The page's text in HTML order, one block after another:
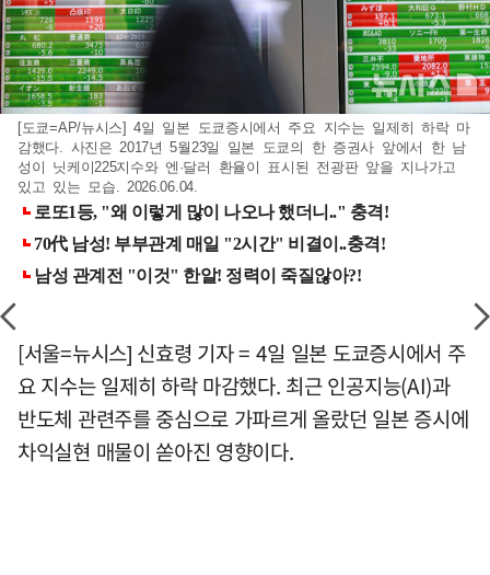
[도쿄=AP/뉴시스] 4일 일본 도쿄증시에서 주요 지수는 일제히 하락 마
감했다. 사진은 2017년 5월23일 일본 도쿄의 한 증권사 앞에서 한 남
성이 닛케이225지수와 엔·달러 환율이 표시된 전광판 앞을 지나가고
있고 있는 모습. 2026.06.04.
[서울=뉴시스] 신효령 기자 = 4일 일본 도쿄증시에서 주
요 지수는 일제히 하락 마감했다. 최근 인공지능(AI)과
반도체 관련주를 중심으로 가파르게 올랐던 일본 증시에
차익실현 매물이 쏟아진 영향이다.